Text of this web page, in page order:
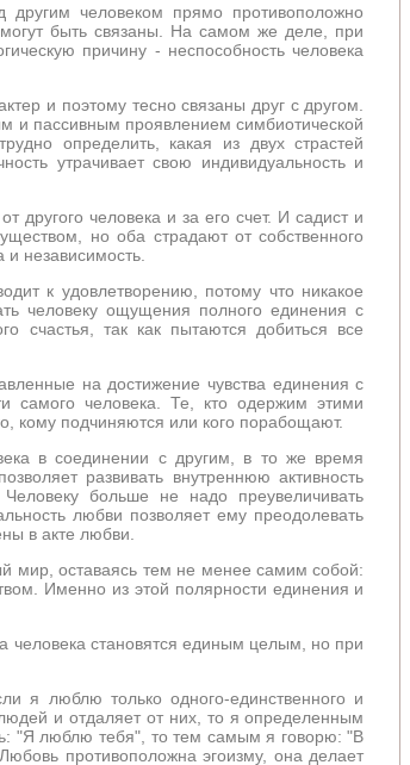
другим человеком прямо противоположно
быть связаны. На самом же деле, при
причину - неспособность человека
и поэтому тесно связаны друг с другом.
и пассивным проявлением симбиотической
определить, какая из двух страстей
утрачивает свою индивидуальность и
другого человека и за его счет. И садист и
но оба страдают от собственного
независимость.
к удовлетворению, потому что никакое
человеку ощущения полного единения с
счастья, так как пытаются добиться все
на достижение чувства единения с
самого человека. Те, кто одержим этими
кому подчиняются или кого порабощают.
в соединении с другим, в то же время
развивать внутреннюю активность
больше не надо преувеличивать
любви позволяет ему преодолевать
в акте любви.
мир, оставаясь тем не менее самим собой:
Именно из этой полярности единения и
человека становятся единым целым, но при
я люблю только одного-единственного и
и отдаляет от них, то я определенным
"Я люблю тебя", то тем самым я говорю: "В
противоположна эгоизму, она делает